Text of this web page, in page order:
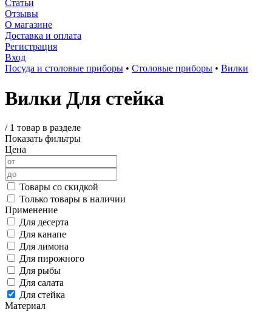
Статьи
Отзывы
О магазине
Доставка и оплата
Регистрация
Вход
Посуда и столовые приборы • Столовые приборы • Вилки
Вилки Для стейка
/ 1 товар в разделе
Показать фильтры
Цена
Товары со скидкой
Только товары в наличии
Применение
Для десерта
Для канапе
Для лимона
Для пирожного
Для рыбы
Для салата
Для стейка
Материал